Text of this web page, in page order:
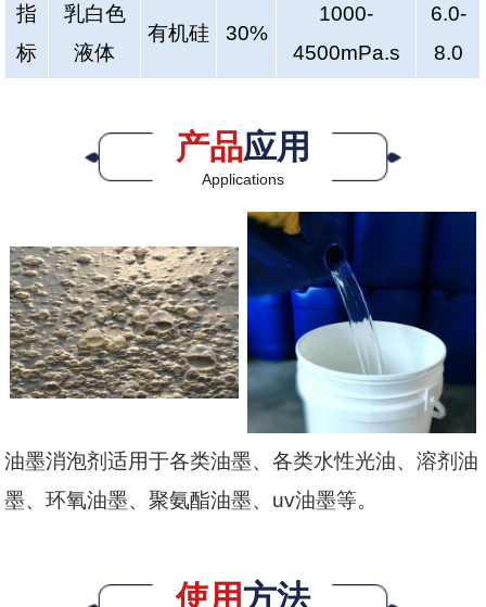
指
标
乳白色
液体
有机硅 30%
1000-
4500mPa.s
6.0-
8.0
产品应用
Applications
油墨消泡剂适用于各类油墨、各类水性光油、溶剂油
墨、环氧油墨、聚氨酯油墨、uv油墨等。
使用方法